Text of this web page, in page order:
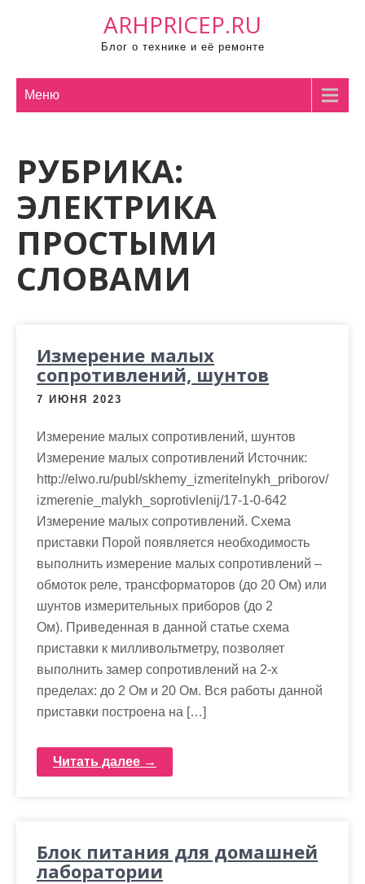
ARHPRICEP.RU
Блог о технике и её ремонте
Меню
РУБРИКА:
ЭЛЕКТРИКА
ПРОСТЫМИ
СЛОВАМИ
Измерение малых
сопротивлений, шунтов
7 ИЮНЯ 2023
Измерение малых сопротивлений, шунтов
Измерение малых сопротивлений Источник:
http://elwo.ru/publ/skhemy_izmeritelnykh_priborov/
izmerenie_malykh_soprotivlenij/17-1-0-642
Измерение малых сопротивлений. Схема
приставки Порой появляется необходимость
выполнить измерение малых сопротивлений –
обмоток реле, трансформаторов (до 20 Ом) или
шунтов измерительных приборов (до 2
Ом). Приведенная в данной статье схема
приставки к милливольтметру, позволяет
выполнить замер сопротивлений на 2-х
пределах: до 2 Ом и 20 Ом. Вся работы данной
приставки построена на […]
Читать далее →
Блок питания для домашней
лаборатории